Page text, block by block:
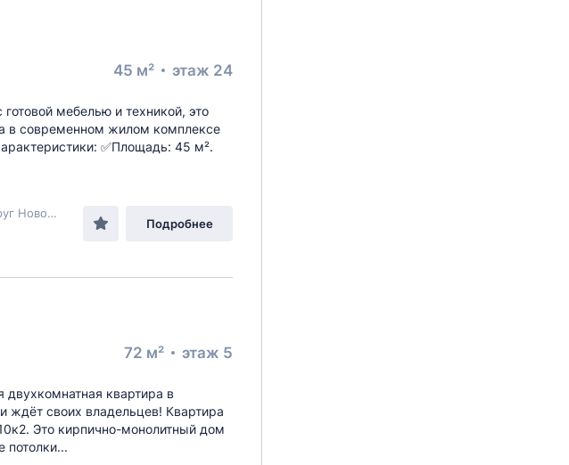
45 м² этаж 24
мебелью и техникой, это
в современном жилом комплексе
✅Площадь: 45 м².
Подробнее
72 м² этаж 5
квартира в
своих владельцев! Квартира
Это кирпично-монолитный дом
потолки...